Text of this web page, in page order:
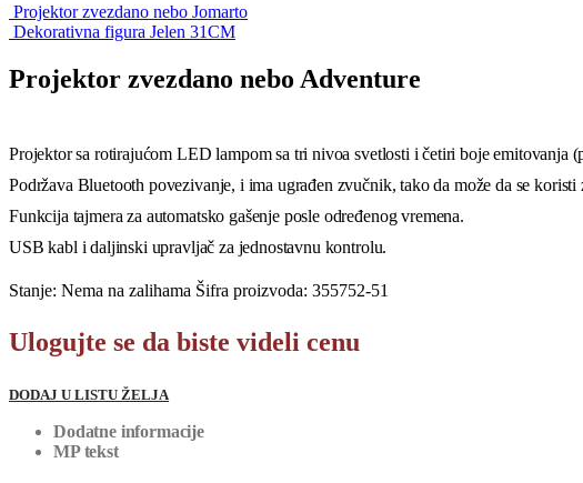
Projektor zvezdano nebo Jomarto
Dekorativna figura Jelen 31CM
Projektor zvezdano nebo Adventure
Projektor sa rotirajućom LED lampom sa tri nivoa svetlosti i četiri boje emitovanja
Podržava Bluetooth povezivanje, i ima ugrađen zvučnik, tako da može da se
Funkcija tajmera za automatsko gašenje posle određenog vremena.
USB kabl i daljinski upravljač za jednostavnu kontrolu.
Stanje: Nema na zalihama Šifra proizvoda: 355752-51
Ulogujte se da biste videli cenu
DODAJ U LISTU ŽELJA
Dodatne informacije
MP tekst